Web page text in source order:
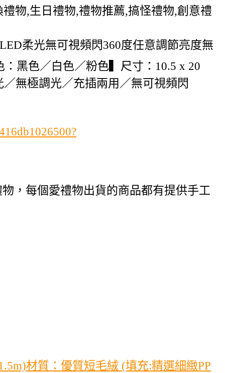
物,生日禮物,禮物推薦,搞怪禮物,創意禮
柔光無可視頻閃360度任意調節亮度無
黑色／白色／粉色▍尺寸：10.5 x 20
無極調光／充插兩用／無可視頻閃
，每個愛禮物出貨的商品都有提供手工
材質：優質短毛絨 (填充:精選細緻PP